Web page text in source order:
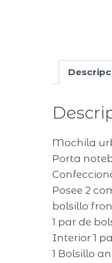
Mochila
Porta
Posee 2
bolsillo
1 par de
Interior 1
1 Bolsillo